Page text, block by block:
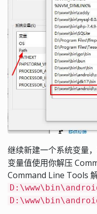
继续新建一个系统变量
变量值使用你解压
Command Line Tools